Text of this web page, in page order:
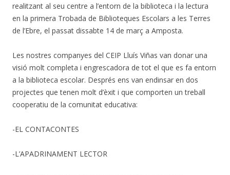
realitzant al seu centre a l’entorn de la biblioteca i la lectura
en la primera Trobada de Biblioteques Escolars a les Terres
de l’Ebre, el passat dissabte 14 de març a Amposta.
Les nostres companyes del CEIP Lluís Viñas van donar una
visió molt completa i engrescadora de tot el que es fa entorn
a la biblioteca escolar. Després ens van endinsar en dos
projectes que tenen molt d’èxit i que comporten un treball
cooperatiu de la comunitat educativa:
-EL CONTACONTES
-L’APADRINAMENT LECTOR